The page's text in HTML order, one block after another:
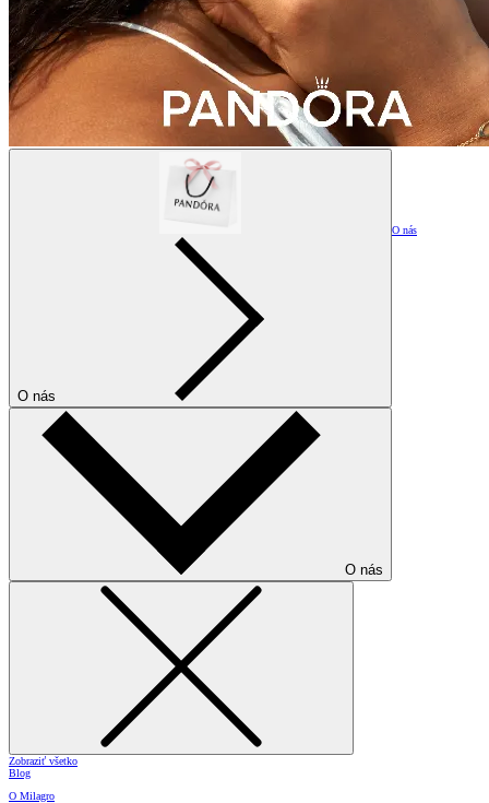
O nás
O nás
O nás
Zobraziť všetko
Blog
O Milagro